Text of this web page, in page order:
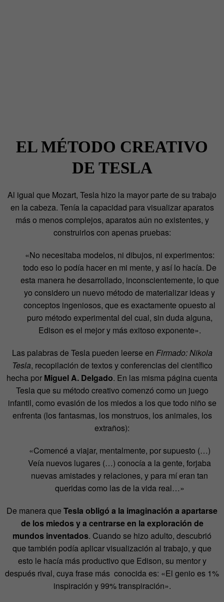
EL MÉTODO CREATIVO
DE TESLA
Al igual que Mozart, Tesla hizo la mayor parte de su trabajo
en la cabeza. Tenía la capacidad para visualizar aparatos
más o menos complejos, aparatos aún no existentes, y
construirlos con apenas pruebas:
«No necesitaba modelos, ni dibujos, ni experimentos:
todo eso lo podía hacer en mi mente, y así lo hacía. De
esta manera he desarrollado, inconscientemente, lo que
yo considero un nuevo método de materializar ideas y
conceptos ingeniosos, que es exactamente opuesto al
puro método experimental del cual, sin duda alguna,
Edison es el mejor y más exitoso exponente».
Las palabras de Tesla pueden leerse en Firmado: Nikola
Tesla, recopilación de textos y conferencias del científico
hecha por Miguel A. Delgado. En las misma página cuenta
Tesla que su método creativo comenzó como un juego
infantil, como evasión de los miedos a los que todo niño se
enfrenta (los fantasmas, los monstruos, los animales, los
extraños):
«Comencé a viajar, mentalmente, por supuesto (…)
Veía nuevos lugares (…) conocía a la gente, forjaba
nuevas amistades y relaciones, y para mí eran tan
queridas como las de la vida real…»
De manera que Tesla obligó a la imaginación a apartarse
de los miedos y a centrarse en la exploración de
mundos inventados. Cuando se hizo adulto, descubrió
que también podía aplicar visualización al trabajo, y que
esto le hacía más productivo que Edison, su mentor y
después rival, cuya frase más conocida es: «El genio es 1%
inspiración y 99% transpiración».